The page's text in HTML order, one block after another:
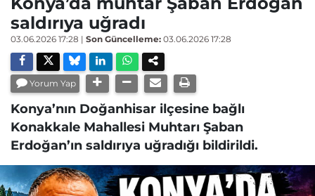
saldırıya uğradı
03.06.2026 17:28 | Son Güncelleme: 03.06.2026 17:28
Yorum Yap
Konya’nın Doğanhisar ilçesine bağlı
Konakkale Mahallesi Muhtarı Şaban
Erdoğan’ın saldırıya uğradığı bildirildi.